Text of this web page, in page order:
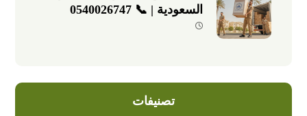
السعودية | 📞 0540026747
تصنيفات